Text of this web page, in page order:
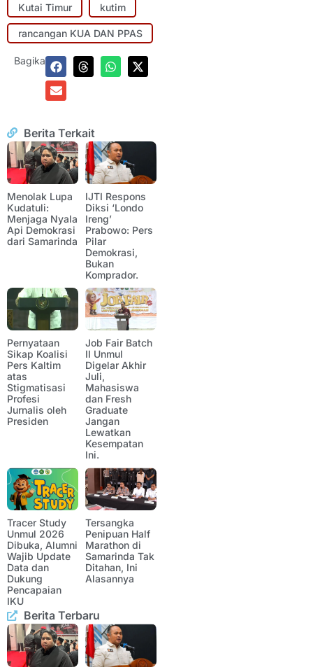
Kutai Timur kutim
rancangan KUA DAN PPAS
Bagikan:
Berita Terkait
Menolak Lupa
Kudatuli:
Menjaga Nyala
Api Demokrasi
dari Samarinda
IJTI Respons
Diksi ‘Londo
Ireng’
Prabowo: Pers
Pilar
Demokrasi,
Bukan
Komprador.
Pernyataan
Sikap Koalisi
Pers Kaltim
atas
Stigmatisasi
Profesi
Jurnalis oleh
Presiden
Job Fair Batch
II Unmul
Digelar Akhir
Juli,
Mahasiswa
dan Fresh
Graduate
Jangan
Lewatkan
Kesempatan
Ini.
Tracer Study
Unmul 2026
Dibuka, Alumni
Wajib Update
Data dan
Dukung
Pencapaian
IKU
Tersangka
Penipuan Half
Marathon di
Samarinda Tak
Ditahan, Ini
Alasannya
Berita Terbaru